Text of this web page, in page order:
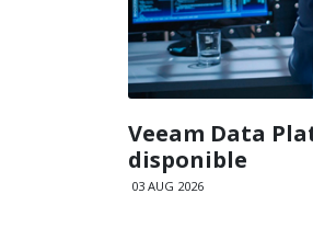
Veeam Data
disponible
03 AUG 2026